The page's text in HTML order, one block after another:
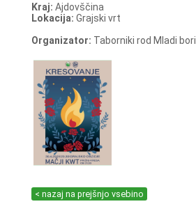
Kraj: Ajdovščina
Lokacija: Grajski vrt
Organizator: Taborniki rod Mladi bori
< nazaj na prejšnjo vsebino